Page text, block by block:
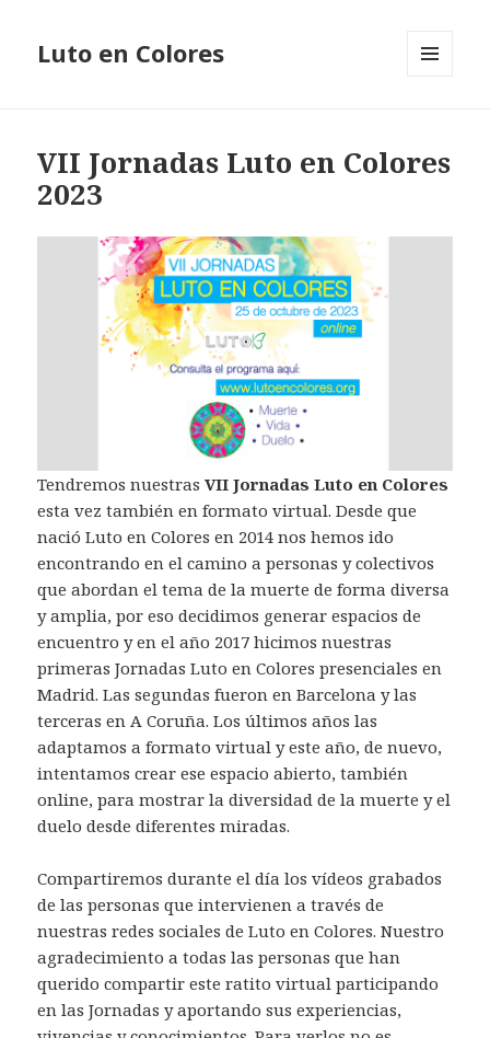
Luto en Colores
VII Jornadas Luto en Colores
2023
Tendremos nuestrasVII Jornadas Luto en Colores
esta vez también en formato virtual. Desde que
nació Luto en Colores en 2014 nos hemos ido
encontrando en el camino a personas y colectivos
que abordan el tema de la muerte de forma diversa
y amplia, por eso decidimos generar espacios de
encuentro y en el año 2017 hicimos nuestras
primeras Jornadas Luto en Colores presenciales en
Madrid. Las segundas fueron en Barcelona y las
terceras en A Coruña. Los últimos años las
adaptamos a formato virtual y este año, de nuevo,
intentamos crear ese espacio abierto, también
online, para mostrar la diversidad de la muerte y el
duelo desde diferentes miradas.
Compartiremos durante el día los vídeos grabados
de las personas que intervienen a través de
nuestras redes sociales de Luto en Colores. Nuestro
agradecimiento a todas las personas que han
querido compartir este ratito virtual participando
en las Jornadas y aportando sus experiencias,